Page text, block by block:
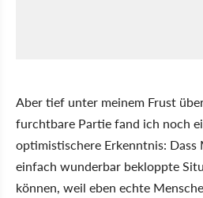
Aber tief unter meinem Frust
furchtbare Partie fand ich noch
optimistischere Erkenntnis:
einfach wunderbar bekloppte
können, weil eben echte